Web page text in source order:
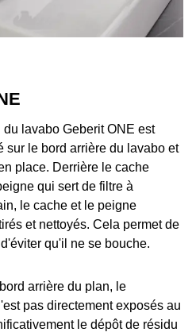
lavabo Geberit ONE est
sur le bord arrière du lavabo et
place. Derrière le cache
qui sert de filtre à
le cache et le peigne
et nettoyés. Cela permet de
qu'il ne se bouche.
arrière du plan, le
pas directement exposés au
le dépôt de résidu